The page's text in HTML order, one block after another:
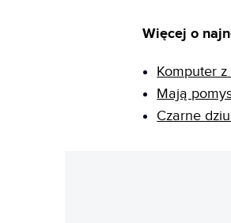
Więcej o
Komputer
Mają
Czarne